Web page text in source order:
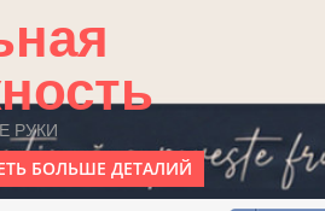
РУКИ
БОЛЬШЕ ДЕТАЛИЙ